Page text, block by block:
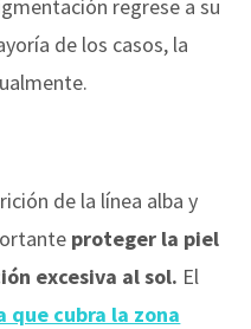
regrese a su
de los casos, la
de la línea alba y
proteger la piel
excesiva al sol. El
que cubra la zona